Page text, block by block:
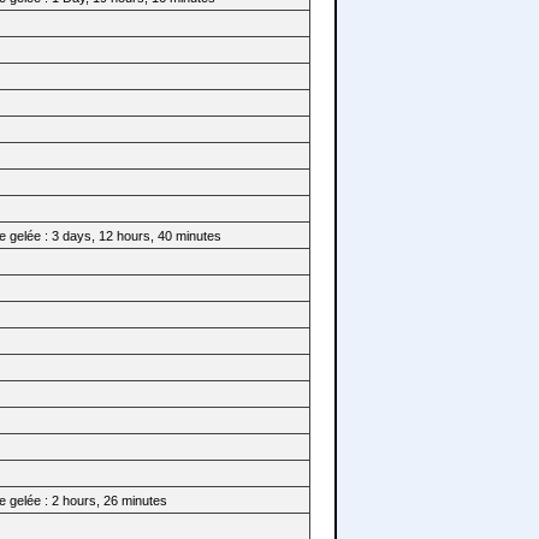
gelée : 3 days, 12 hours, 40 minutes
gelée : 2 hours, 26 minutes